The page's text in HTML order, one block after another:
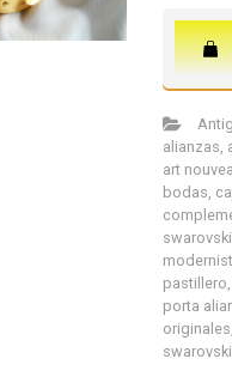
alianzas
art
bodas
swarovski
pastillero
porta
originales
swarovski